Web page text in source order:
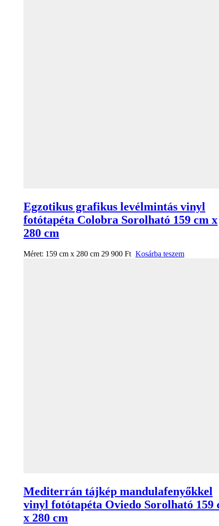
Egzotikus grafikus levélmintás vinyl
fotótapéta Colobra Sorolható 159 cm x
280 cm
Méret: 159 cm x 280 cm 29 900 Ft Kosárba teszem
Mediterrán tájkép mandulafenyőkkel
vinyl fotótapéta Oviedo Sorolható 159
x 280 cm